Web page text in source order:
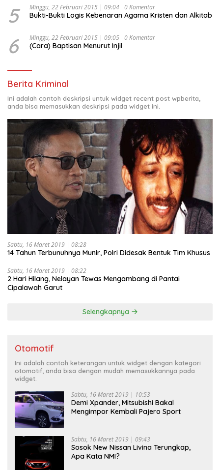
5 Minggu, 22 Februari 2015 | 09:04 0 Komentar
Bukti-Bukti Logis Kebenaran Agama Kristen dan Alkitab
6 Minggu, 22 Februari 2015 | 09:05 0 Komentar
(Cara) Baptisan Menurut Injil
Berita Kriminal
Ini adalah contoh deskripsi untuk widget recent post wpberita,
anda bisa memasukkan deskripsi pada widget ini.
Sabtu, 16 Maret 2019 | 08:28
14 Tahun Terbunuhnya Munir, Polri Didesak Bentuk Tim Khusus
Sabtu, 16 Maret 2019 | 08:22
2 Hari Hilang, Nelayan Tewas Mengambang di Pantai
Cipalawah Garut
Selengkapnya
Otomotif
Ini adalah contoh keterangan untuk widget dengan kategori
otomotif, anda bisa dengan mudah memasukkannya pada
widget.
Sabtu, 16 Maret 2019 | 10:53
Demi Xpander, Mitsubishi Bakal
Mengimpor Kembali Pajero Sport
Sabtu, 16 Maret 2019 | 09:43
Sosok New Nissan Livina Terungkap,
Apa Kata NMI?